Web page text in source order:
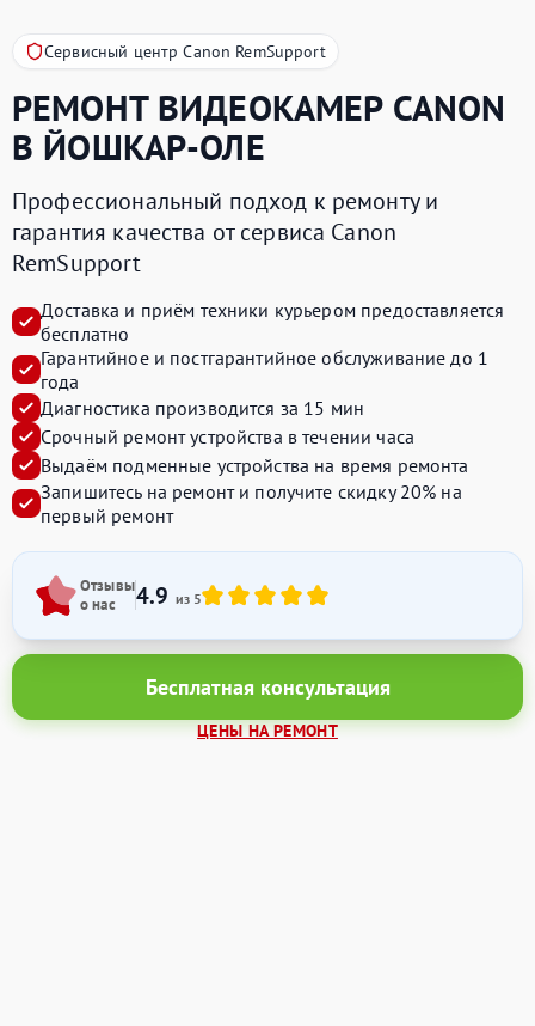
Сервисный центр Canon RemSupport
РЕМОНТ ВИДЕОКАМЕР CANON
В ЙОШКАР-ОЛЕ
Профессиональный подход к ремонту и
гарантия качества от сервиса Canon
RemSupport
Доставка и приём техники курьером предоставляется
бесплатно
Гарантийное и постгарантийное обслуживание до 1
года
Диагностика производится за 15 мин
Срочный ремонт устройства в течении часа
Выдаём подменные устройства на время ремонта
Запишитесь на ремонт и получите скидку 20% на
первый ремонт
Отзывы
о нас
4.9 из 5
Бесплатная консультация
ЦЕНЫ НА РЕМОНТ